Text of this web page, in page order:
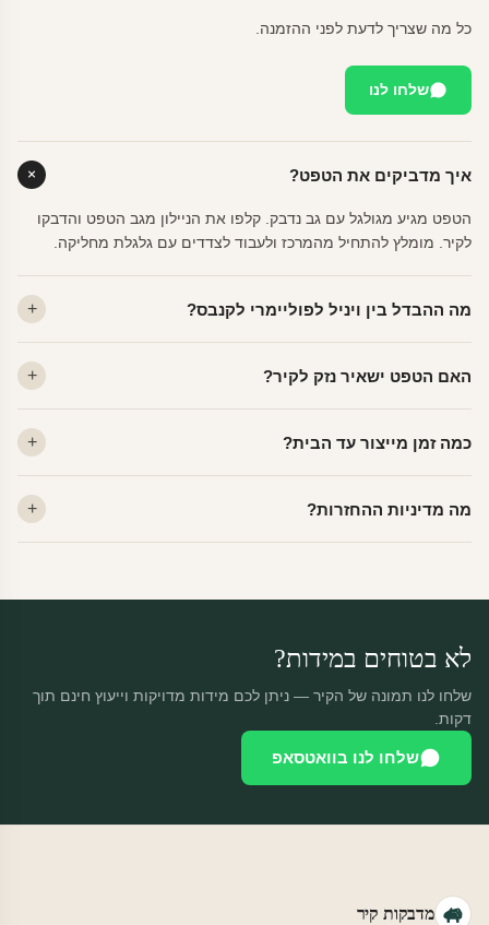
כל מה שצריך לדעת לפני ההזמנה.
שלחו לנו
איך מדביקים את הטפט?
הטפט מגיע מגולגל עם גב נדבק. קלפו את הניילון מגב הטפט והדבקו
לקיר. מומלץ להתחיל מהמרכז ולעבוד לצדדים עם גלגלת מחליקה.
מה ההבדל בין ויניל לפוליימרי לקנבס?
פרמיום. קנבס — בד אמנותי יוקרתי, מט.
האם הטפט ישאיר נזק לקיר?
מתאים לקיר מטויח, גבס, קרמיקה וזכוכית.
כמה זמן מייצור עד הבית?
יוצאות באותו יום.
מה מדיניות ההחזרות?
לא בטוחים במידות?
שלחו לנו תמונה של הקיר — ניתן לכם מידות מדויקות וייעוץ חינם תוך
דקות.
שלחו לנו בוואטסאפ
מדבקות קיר